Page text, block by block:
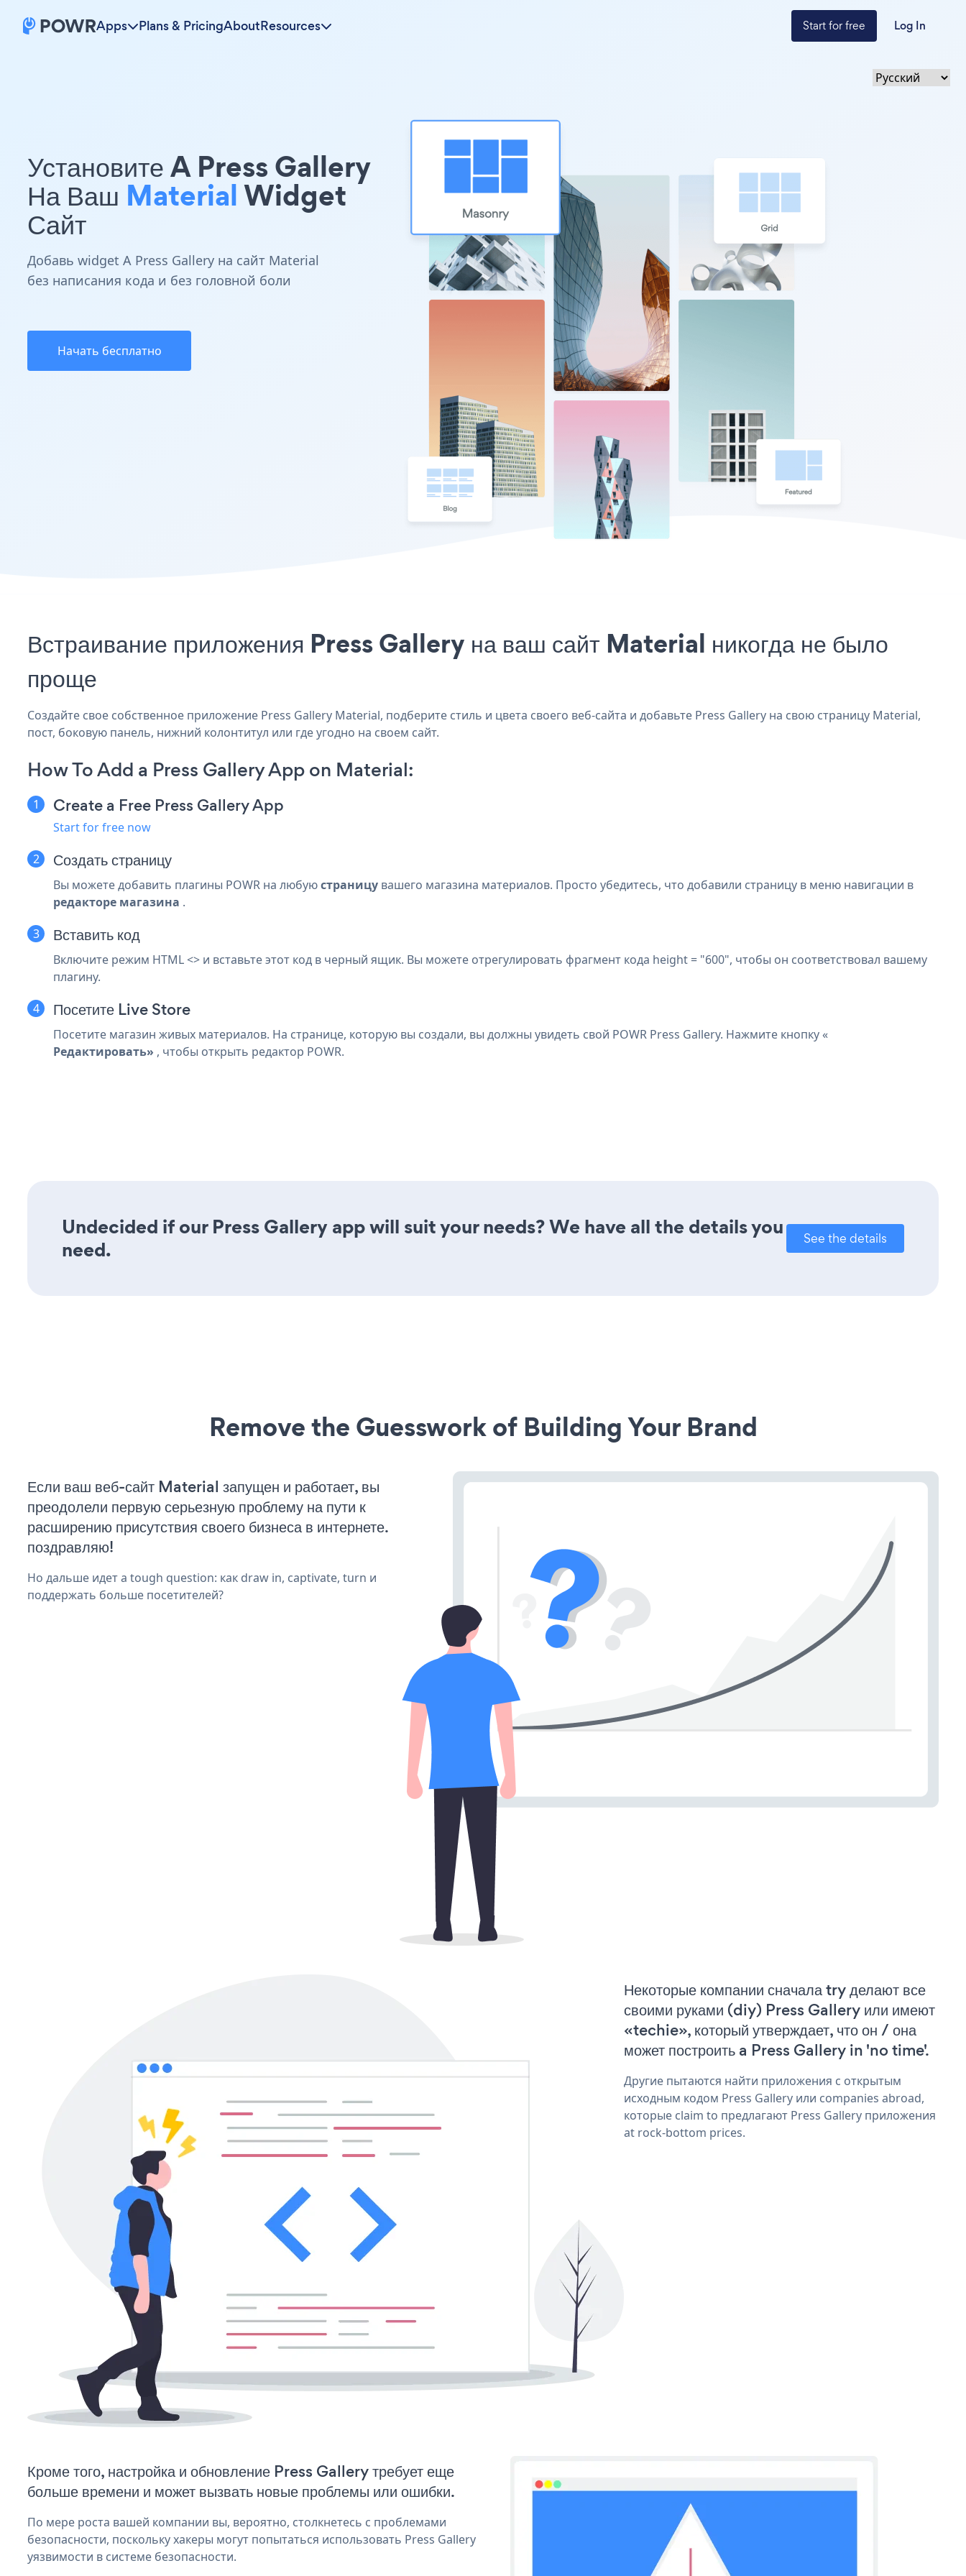
Apps Plans & PricingAboutResources Start for free Log In
Установите A Press Gallery
На Ваш MaterialWidget
Сайт
Добавь widget A Press Gallery на сайт Material
без написания кода и без головной боли
Начать бесплатно
Встраивание приложения Press Gallery на ваш сайт Material никогда не было
проще
Создайте свое собственное приложение Press Gallery Material, подберите стиль и цвета своего веб-сайта и добавьте Press Gallery на свою страницу Material,
пост, боковую панель, нижний колонтитул или где угодно на своем сайт.
How To Add a Press Gallery App on Material:
Create a Free Press Gallery App
Start for free now
Создать страницу
Вы можете добавить плагины POWR на любуюстраницу вашего магазина материалов. Просто убедитесь, что добавили страницу в меню навигации в
редакторе магазина .
Вставить код
Включите режим HTML <> и вставьте этот код в черный ящик. Вы можете отрегулировать фрагмент кода height = "600", чтобы он соответствовал вашему
плагину.
Посетите Live Store
Посетите магазин живых материалов. На странице, которую вы создали, вы должны увидеть свой POWR Press Gallery. Нажмите кнопку «
Редактировать» , чтобы открыть редактор POWR.
Undecided if our Press Gallery app will suit your needs? We have all the details you
need.
See the details
Remove the Guesswork of Building Your Brand
Если ваш веб-сайт Material запущен и работает, вы
преодолели первую серьезную проблему на пути к
расширению присутствия своего бизнеса в интернете.
поздравляю!
Но дальше идет a tough question: как draw in, captivate, turn и
поддержать больше посетителей?
Некоторые компании сначала try делают все
своими руками (diy) Press Gallery или имеют
«techie», который утверждает, что он / она
может построить a Press Gallery in 'no time'.
Другие пытаются найти приложения с открытым
исходным кодом Press Gallery или companies abroad,
которые claim to предлагают Press Gallery приложения
at rock-bottom prices.
Кроме того, настройка и обновление Press Gallery требует еще
больше времени и может вызвать новые проблемы или ошибки.
По мере роста вашей компании вы, вероятно, столкнетесь с проблемами
безопасности, поскольку хакеры могут попытаться использовать Press Gallery
уязвимости в системе безопасности.